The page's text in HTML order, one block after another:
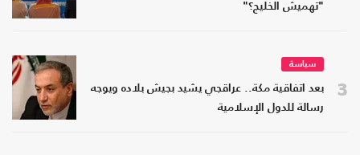
"تهميش الخليج؟"
3
سياسة
بعد اتفاقية مكة.. عراقجي يشيد بجيش بلاده ويوجه
رسالة للدول الإسلامية